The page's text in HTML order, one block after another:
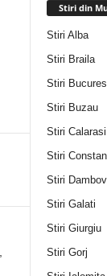
Stiri din
Stiri Alba
Stiri Braila
Stiri
Stiri Buzau
Stiri Calarasi
Stiri
Stiri
Stiri Galati
Stiri Giurgiu
Stiri Gorj